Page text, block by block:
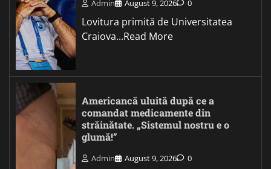
Admin August 9, 2026 0
Lovitura primită de Universitatea
Craiova...Read More
Americancă uluită după ce a
comandat medicamente din
străinătate. „Sistemul nostru e o
glumă!”
Admin August 9, 2026 0